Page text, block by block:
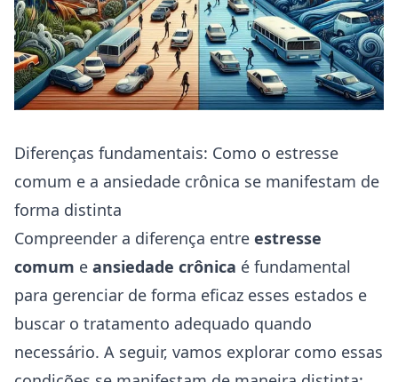
Diferenças fundamentais: Como o estresse
comum e a ansiedade crônica se manifestam de
forma distinta
Compreender a diferença entre estresse
comum e ansiedade crônica é fundamental
para gerenciar de forma eficaz esses estados e
buscar o tratamento adequado quando
necessário. A seguir, vamos explorar como essas